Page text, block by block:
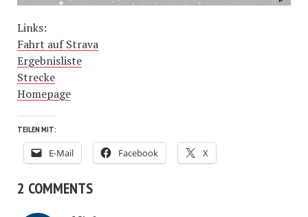
Links:
Fahrt auf Strava
Ergebnisliste
Strecke
Homepage
TEILEN MIT:
E-Mail Facebook X
2 COMMENTS